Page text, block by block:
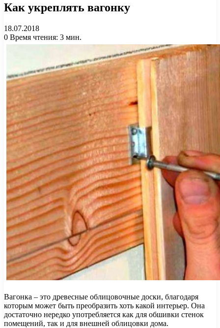
Как укреплять вагонку
18.07.2018
0 Время чтения: 3 мин.
Вагонка – это древесные облицовочные доски, благодаря
которым может быть преобразить хоть какой интерьер. Она
достаточно нередко употребляется как для обшивки стенок
помещений, так и для внешней облицовки дома.